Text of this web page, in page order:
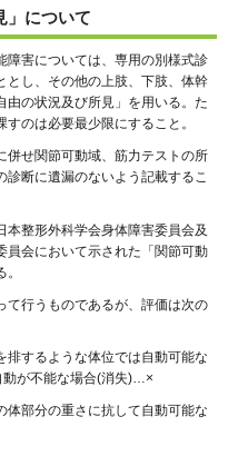
について
害については、専用の別様式診
とし、その他の上肢、下肢、体幹
由の状況及び所見」を用いる。た
のは必要最少限にすること。
せ関節可動域、筋力テストの所
診断に遺漏のないよう記載するこ
整形外科学会身体障害委員会及
員会において示された「関節可動
行うものであるが、評価は次の
排するような体位では自動可能な
動が不能な場合(消失)…×
体部分の重さに抗して自動可能な